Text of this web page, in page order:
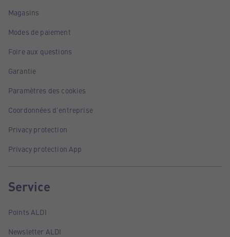
Magasins
Modes de paiement
Foire aux questions
Garantie
Paramètres des cookies
Coordonnées d'entreprise
Privacy protection
Privacy protection App
Service
Points ALDI
Newsletter ALDI